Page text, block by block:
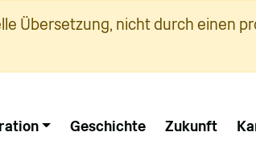
Übersetzung, nicht durch einen
Geschichte Zukunft